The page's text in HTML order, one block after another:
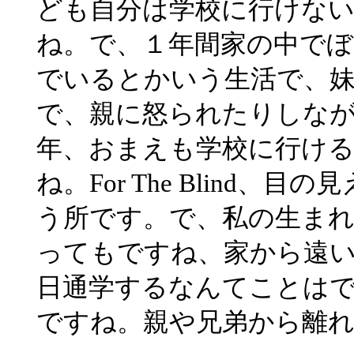
ども自分は学校に行けな
ね。で、１年間家の中で
でいるとかいう生活で、
で、親に怒られたりしな
年、おまえも学校に行け
ね。For The Blind、目の
う所です。で、私の生ま
ってもですね、家から遠
日通学するなんてことは
ですね。親や兄弟から離